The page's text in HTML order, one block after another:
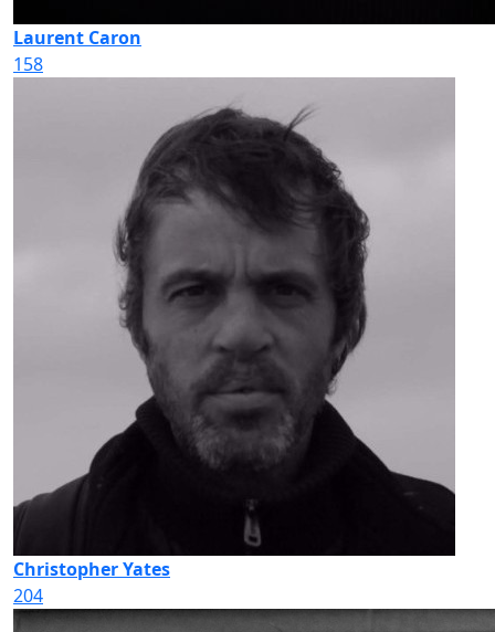
Laurent Caron
158
Christopher Yates
204